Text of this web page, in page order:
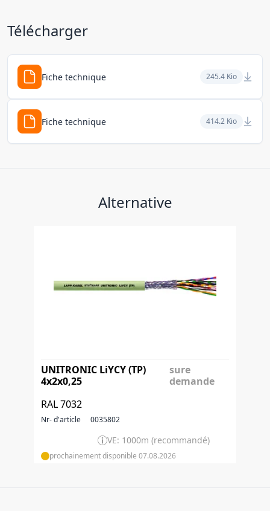
Télécharger
Fiche technique 245.4 Kio
Fiche technique 414.2 Kio
Alternative
UNITRONIC LiYCY (TP)
4x2x0,25
RAL 7032
sure
demande
Nr- d'article 0035802
VE: 1000m (recommandé)
prochainement disponible 07.08.2026